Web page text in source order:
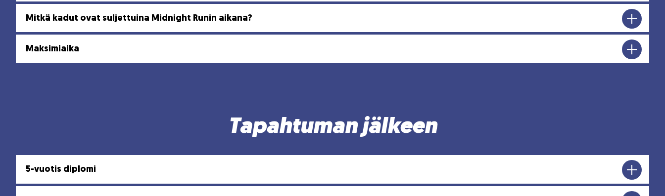
Mitkä kadut ovat suljettuina Midnight Runin aikana?
Maksimiaika
Tapahtuman jälkeen
5-vuotis diplomi